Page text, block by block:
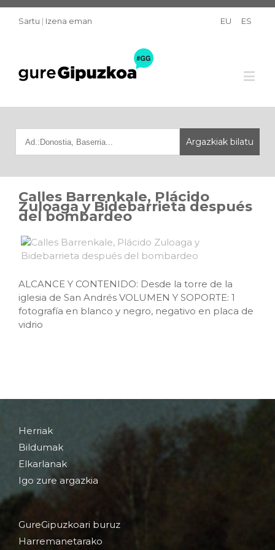
Sartu | Izena eman EU ES
Calles Barrenkale, Plácido
Zuloaga y Bidebarrieta después
del bombardeo
ALCANCE Y CONTENIDO: Desde la torre de la
iglesia de San Andrés VOLUMEN Y SOPORTE: 1
fotografía en blanco y negro, negativo en placa de
vidrio
Herriak
Bildumak
Elkarlanak
Igo zure argazkia
GureGipuzkoari buruz
Harremanetarako